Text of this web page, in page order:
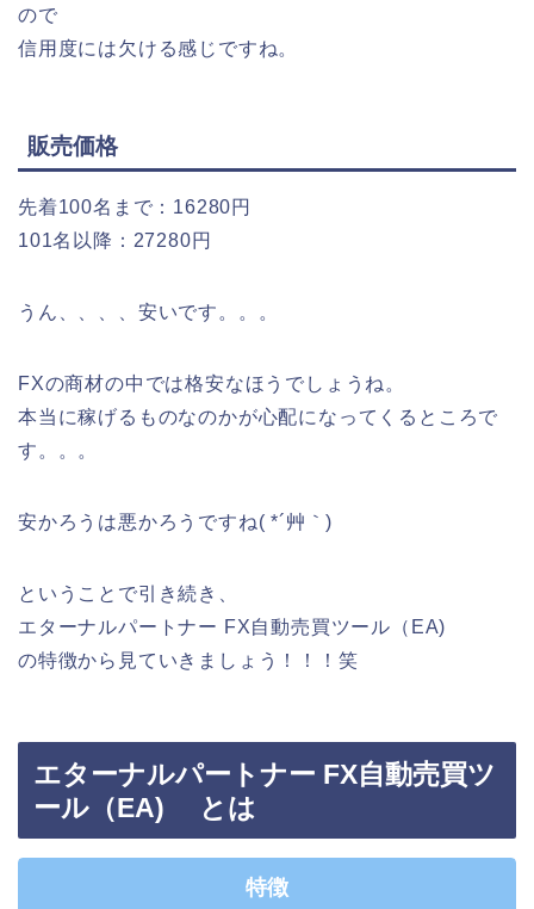
ので
信用度には欠ける感じですね。
販売価格
先着100名まで：16280円
101名以降：27280円
うん、、、、安いです。。。
FXの商材の中では格安なほうでしょうね。
本当に稼げるものなのかが心配になってくるところで
す。。。
安かろうは悪かろうですね( *´艸｀)
ということで引き続き、
エターナルパートナー FX自動売買ツール（EA)
の特徴から見ていきましょう！！！笑
エターナルパートナー FX自動売買ツ
ール（EA) とは
特徴